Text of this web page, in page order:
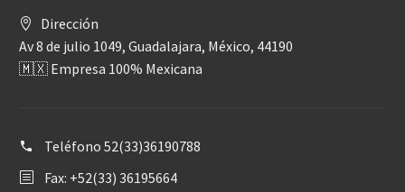
Dirección
Av 8 de julio 1049, Guadalajara, México, 44190
🇲🇽 Empresa 100% Mexicana
Teléfono 52(33)36190788
Fax: +52(33) 36195664